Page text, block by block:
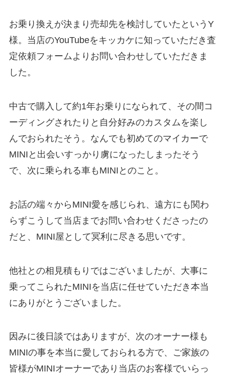
お乗り換えが決まり売却先を検討していたというY
様。当店のYouTubeをキッカケに知っていただき査
定依頼フォームよりお問い合わせしていただきま
した。
中古で購入して約1年お乗りになられて、その間コ
ーディングされたりと自分好みのカスタムを楽し
んでおられたそう。なんでも初めてのマイカーで
MINIと出会いすっかり虜になったしまったそう
で、次に乗られる車もMINIとのこと。
お話の端々からMINI愛を感じられ、遠方にも関わ
らずこうして当店までお問い合わせくださったの
だと、MINI屋として冥利に尽きる思いです。
他社との相見積もりではございましたが、大事に
乗ってこられたMINIを当店に任せていただき本当
にありがとうございました。
因みに後日談ではありますが、次のオーナー様も
MINIの事を本当に愛しておられる方で、ご家族の
皆様がMINIオーナーであり当店のお客様でいらっ